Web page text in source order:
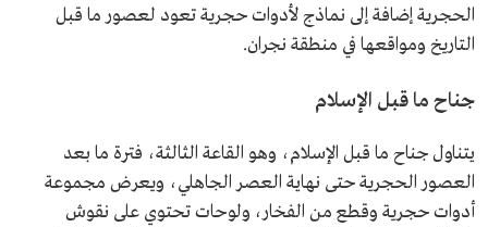
الحجرية إضافة إلى نماذج لأدوات حجرية تعود لعصور ما قبل
التاريخ ومواقعها في منطقة نجران.
جناح ما قبل الإسلام
يتناول جناح ما قبل الإسلام، وهو القاعة الثالثة، فترة ما بعد
العصور الحجرية حتى نهاية العصر الجاهلي، ويعرض مجموعة
أدوات حجرية وقطع من الفخار، ولوحات تحتوي على نقوش